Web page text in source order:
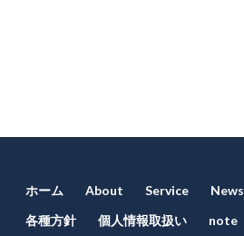
ホーム About Service News
各種方針
個人情報取扱い note